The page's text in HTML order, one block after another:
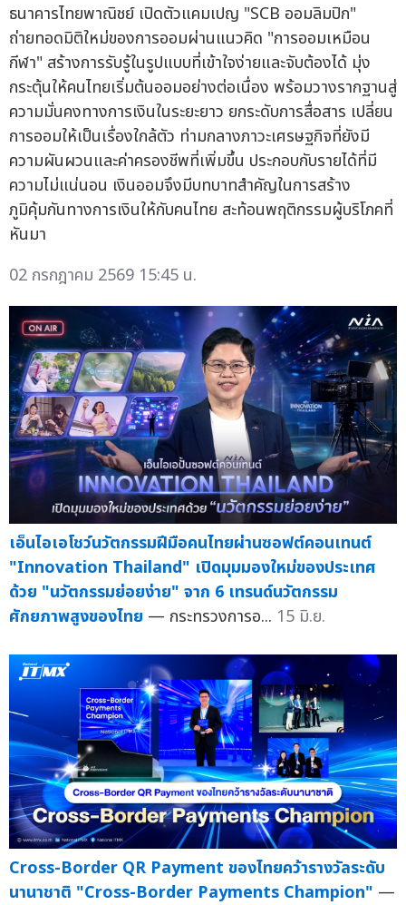
ธนาคารไทยพาณิชย์ เปิดตัวแคมเปญ "SCB ออมลิมปิก"
ถ่ายทอดมิติใหม่ของการออมผ่านแนวคิด "การออมเหมือน
กีฬา" สร้างการรับรู้ในรูปแบบที่เข้าใจง่ายและจับต้องได้ มุ่ง
กระตุ้นให้คนไทยเริ่มต้นออมอย่างต่อเนื่อง พร้อมวางรากฐานสู่
ความมั่นคงทางการเงินในระยะยาว ยกระดับการสื่อสาร เปลี่ยน
การออมให้เป็นเรื่องใกล้ตัว ท่ามกลางภาวะเศรษฐกิจที่ยังมี
ความผันผวนและค่าครองชีพที่เพิ่มขึ้น ประกอบกับรายได้ที่มี
ความไม่แน่นอน เงินออมจึงมีบทบาทสำคัญในการสร้าง
ภูมิคุ้มกันทางการเงินให้กับคนไทย สะท้อนพฤติกรรมผู้บริโภคที่
หันมา
02 กรกฎาคม 2569 15:45 น.
เอ็นไอเอโชว์นวัตกรรมฝีมือคนไทยผ่านซอฟต์คอนเทนต์
"Innovation Thailand" เปิดมุมมองใหม่ของประเทศ
ด้วย "นวัตกรรมย่อยง่าย" จาก 6 เทรนด์นวัตกรรม
ศักยภาพสูงของไทย — กระทรวงการอ... 15 มิ.ย.
Cross-Border QR Payment ของไทยคว้ารางวัลระดับ
นานาชาติ "Cross-Border Payments Champion" —